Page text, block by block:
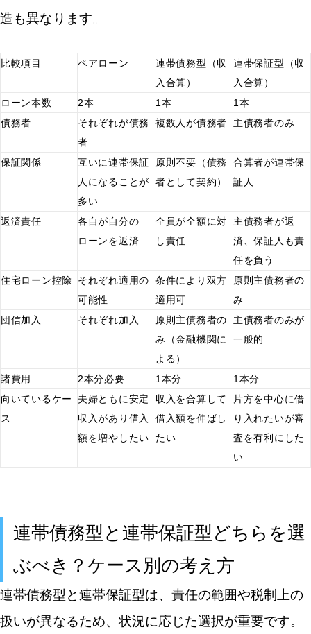
造も異なります。
比較項目 ペアローン
連帯債務型（収
入合算）
連帯保証型（収
入合算）
ローン本数
2本 1本
1本
債務者
それぞれが債務
者
複数人が債務者 主債務者のみ
保証関係
互いに連帯保証
人になることが
多い
原則不要（債務
者として契約）
合算者が連帯保
証人
返済責任
各自が自分の
ローンを返済
全員が全額に対
し責任
主債務者が返
済、保証人も責
任を負う
住宅ローン控除
それぞれ適用の
可能性
条件により双方
適用可
原則主債務者の
み
団信加入
それぞれ加入
原則主債務者の
み（金融機関に
よる）
主債務者のみが
一般的
諸費用 2本分必要 1本分
1本分
向いているケー
ス
夫婦ともに安定
収入があり借入
額を増やしたい
収入を合算して
借入額を伸ばし
たい
片方を中心に借
り入れたいが審
査を有利にした
い
連帯債務型と連帯保証型どちらを選
ぶべき？ケース別の考え方
連帯債務型と連帯保証型は、責任の範囲や税制上の
扱いが異なるため、状況に応じた選択が重要です。